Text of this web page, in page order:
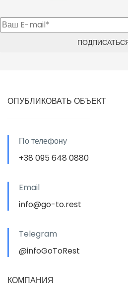
ОПУБЛИКОВАТЬ ОБЪЕКТ
По телефону
+38 095 648 0880
Email
info@go-to.rest
Telegram
@infoGoToRest
КОМПАНИЯ